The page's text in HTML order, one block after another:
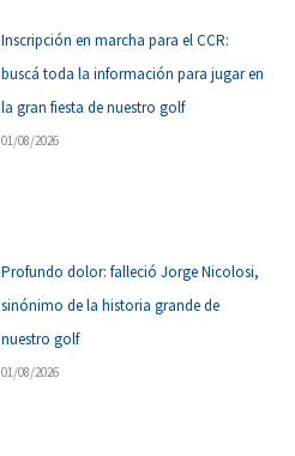
Inscripción en marcha para el CCR:
buscá toda la información para jugar en
la gran fiesta de nuestro golf
01/08/2026
Profundo dolor: falleció Jorge Nicolosi,
sinónimo de la historia grande de
nuestro golf
01/08/2026